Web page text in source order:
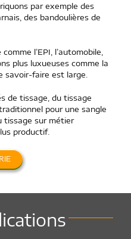
par exemple des
des bandoulières de
l’EPI, l’automobile,
plus luxueuses comme la
savoir-faire est large.
de tissage, du tissage
pour une sangle
tissage sur métier
productif.